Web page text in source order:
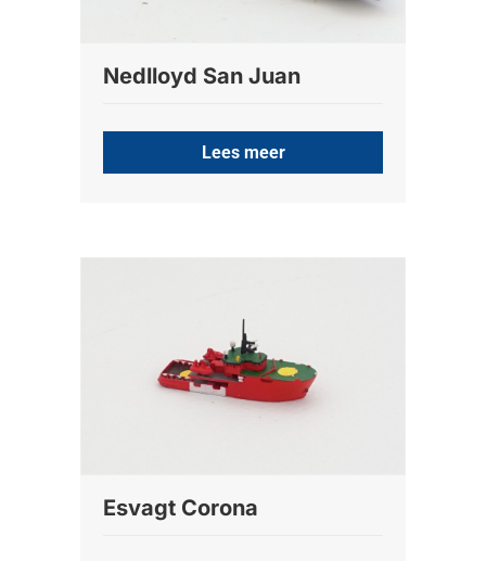
Nedlloyd San Juan
Lees meer
Esvagt Corona